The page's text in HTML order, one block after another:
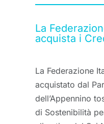
La
acquista i
La Federazione
acquistato dal
dell’Appennino
di Sostenibilità